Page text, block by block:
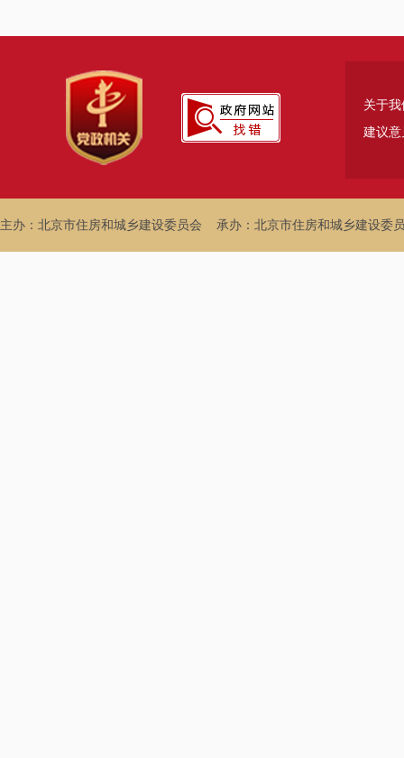
关于我
建议意
主办：北京市住房和城乡建设委员会 承办：北京市住房和城乡建设委